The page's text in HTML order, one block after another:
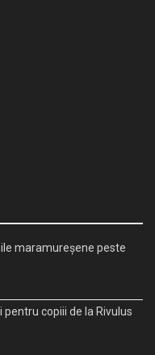
maramureșene peste
copiii de la Rivulus